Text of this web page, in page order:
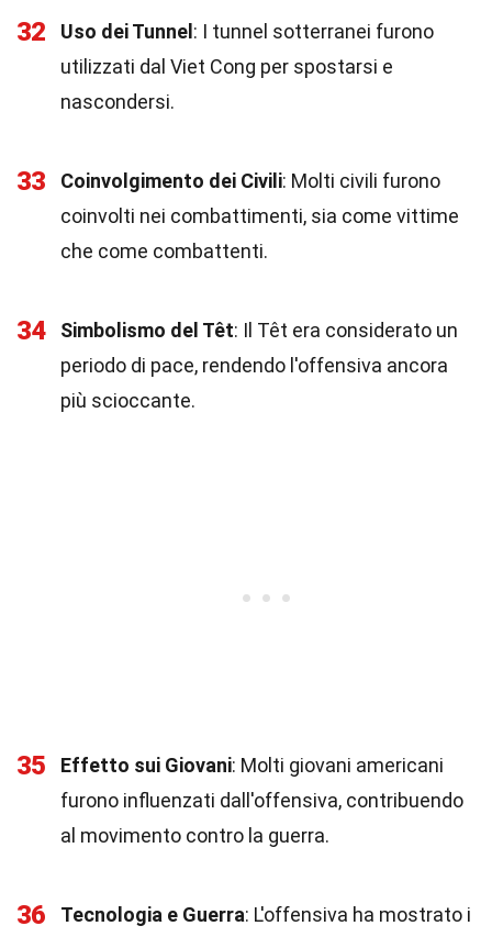
32 Uso dei Tunnel : I tunnel sotterranei furono
utilizzati dal Viet Cong per spostarsi e
nascondersi.
33 Coinvolgimento dei Civili: Molti civili furono
coinvolti nei combattimenti, sia come vittime
che come combattenti.
34 Simbolismo del Têt: Il Têt era considerato un
periodo di pace, rendendo l'offensiva ancora
più scioccante.
35 Effetto sui Giovani: Molti giovani americani
furono influenzati dall'offensiva, contribuendo
al movimento contro la guerra.
36 Tecnologia e Guerra: L'offensiva ha mostrato i